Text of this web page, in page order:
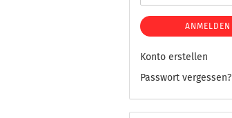
ANMELDEN
Konto erstellen
Passwort vergessen?